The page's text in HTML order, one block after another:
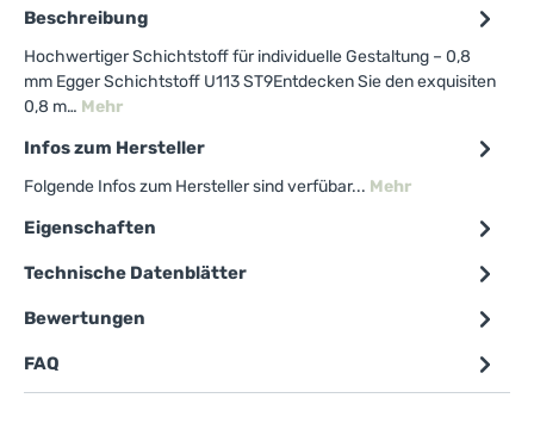
Beschreibung
Hochwertiger Schichtstoff für individuelle Gestaltung – 0,8
mm Egger Schichtstoff U113 ST9Entdecken Sie den exquisiten
0,8 m… Mehr
Infos zum Hersteller
Folgende Infos zum Hersteller sind verfübar... Mehr
Eigenschaften
Technische Datenblätter
Bewertungen
FAQ